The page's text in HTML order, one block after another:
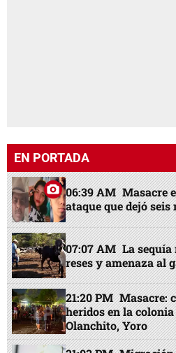
EN PORTADA
06:39 AM Masacre
ataque que dejó seis
07:07 AM La sequía
reses y amenaza al
21:20 PM Masacre:
heridos en la
Olanchito, Yoro